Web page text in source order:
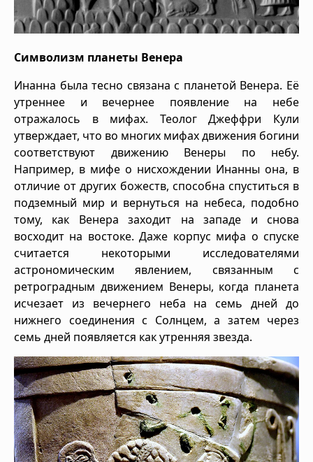
Символизм планеты Венера
Инанна была тесно связана с планетой Венера. Её
утреннее и вечернее появление на небе
отражалось в мифах. Теолог Джеффри Кули
утверждает, что во многих мифах движения богини
соответствуют движению Венеры по небу.
Например, в мифе о нисхождении Инанны она, в
отличие от других божеств, способна спуститься в
подземный мир и вернуться на небеса, подобно
тому, как Венера заходит на западе и снова
восходит на востоке. Даже корпус мифа о спуске
считается некоторыми исследователями
астрономическим явлением, связанным с
ретроградным движением Венеры, когда планета
исчезает из вечернего неба на семь дней до
нижнего соединения с Солнцем, а затем через
семь дней появляется как утренняя звезда.